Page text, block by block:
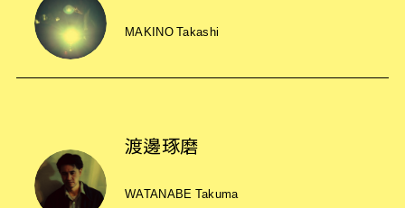
MAKINO Takashi
渡邊琢磨
WATANABE Takuma